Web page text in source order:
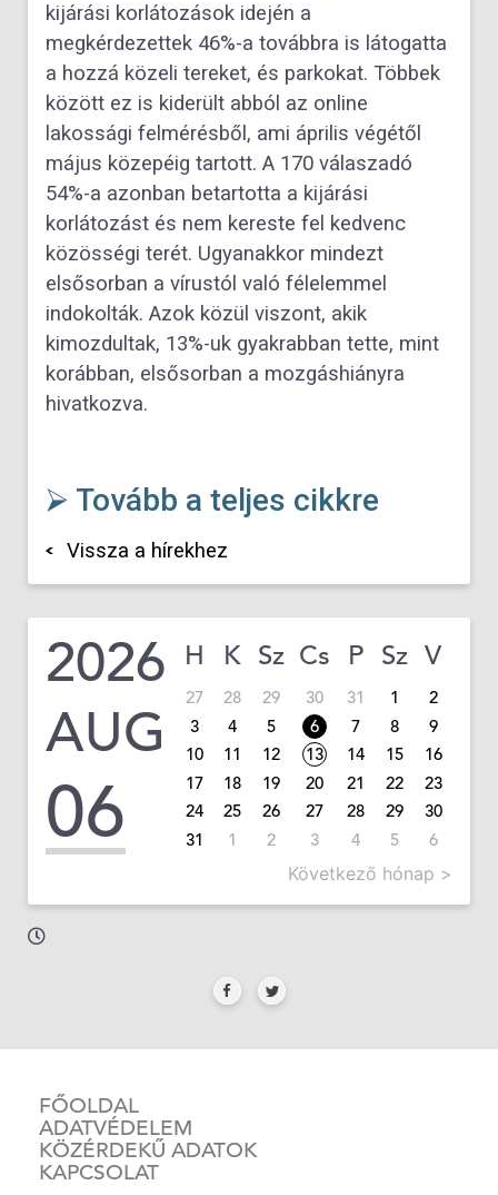
kijárási korlátozások idején a
megkérdezettek 46%-a továbbra is látogatta
a hozzá közeli tereket, és parkokat. Többek
között ez is kiderült abból az online
lakossági felmérésből, ami április végétől
május közepéig tartott. A 170 válaszadó
54%-a azonban betartotta a kijárási
korlátozást és nem kereste fel kedvenc
közösségi terét. Ugyanakkor mindezt
elsősorban a vírustól való félelemmel
indokolták. Azok közül viszont, akik
kimozdultak, 13%-uk gyakrabban tette, mint
korábban, elsősorban a mozgáshiányra
hivatkozva.
⮚ Tovább a teljes cikkre
Vissza a hírekhez
2026
AUG
06
H K Sz Cs P Sz V
27 28 29 30 31 1
2
3
4 5 6 7 8
9
10
11 12 13 14 15
16
17
18 19 20 21 22
23
24
25 26 27 28 29
30
31
1 2 3 4 5 6
Következő hónap >
FŐOLDAL
ADATVÉDELEM
KÖZÉRDEKŰ ADATOK
KAPCSOLAT